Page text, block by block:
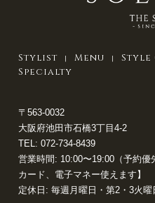
Stylist Menu Style
Specialty
〒563-0032
大阪府池田市石橋3丁目4-2
TEL: 072-734-8439
営業時間: 10:00〜19:00（予約
カード、電子マネー使えます】
定休日: 毎週月曜日・第2・3火曜